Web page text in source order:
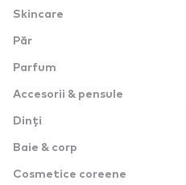
Skincare
Păr
Parfum
Accesorii & pensule
Dinți
Baie & corp
Cosmetice coreene